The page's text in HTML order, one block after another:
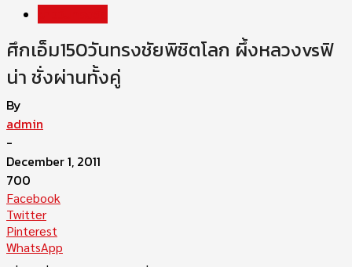
ศึกเอ็ม150วันทรงชัยพิชิตโลก ผึ้งหลวงvsฟิ
น่า ชั่งผ่านทั้งคู่
By
admin
-
December 1, 2011
700
Facebook
Twitter
Pinterest
WhatsApp